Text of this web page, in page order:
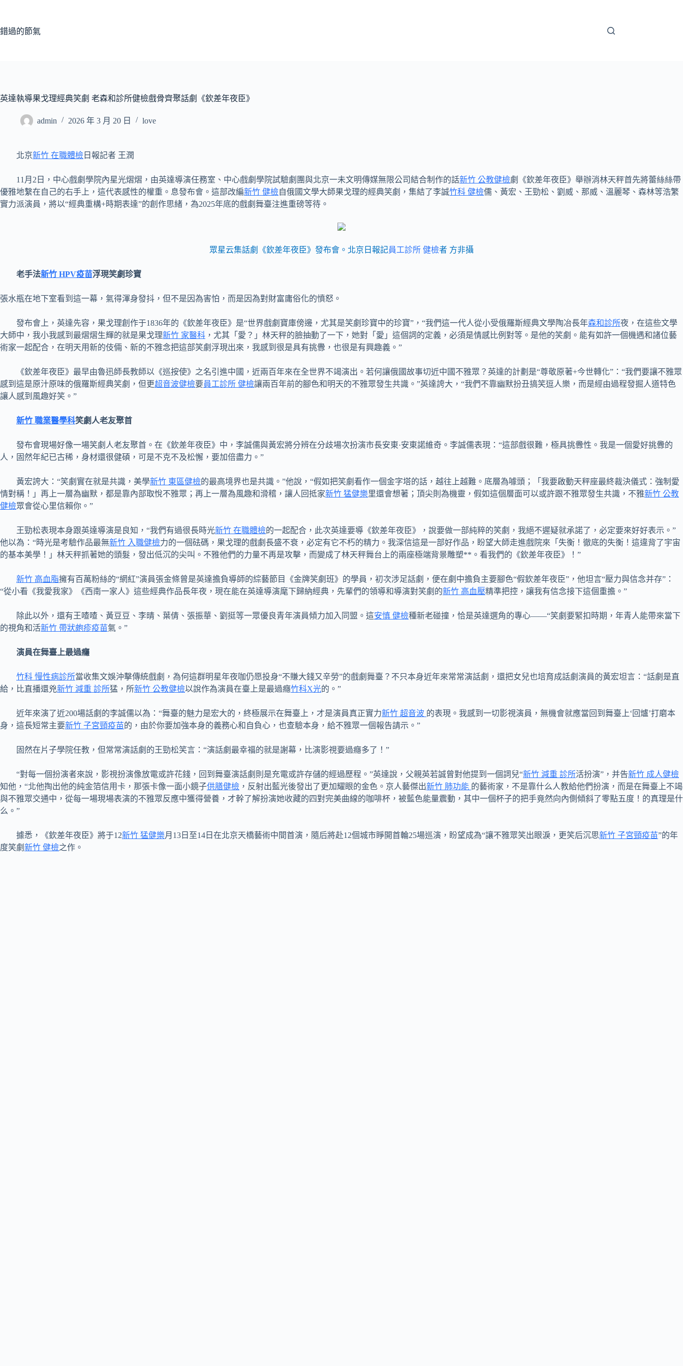
主
錯過的節氣
英達執導果戈理經典笑劇 老森和診所健檢戲骨齊聚話劇《欽差年夜臣》
admin 2026 年 3 月 20 日 love
北京新竹 在職體檢 日報記者 王潤
11月2日，中心戲劇學院內星光熠熠，由英達導演任務室、中心戲劇學院試驗劇團與北京一未文明傳媒無限公司結合制作的話新竹 公教健檢劇《欽差年夜臣》舉辦消林天秤首先將蕾絲絲帶
優雅地繫在自己的右手上，這代表感性的權重。息發布會。這部改編新竹 健檢自俄國文學大師果戈理的經典笑劇，集結了李誠竹科 健檢儒、黃宏、王勁松、劉威、那威、溫麗琴、森林等浩繁
實力派演員，將以“經典重構+時期表達”的創作思緒，為2025年底的戲劇舞臺注進重磅等待。
眾星云集話劇《欽差年夜臣》發布會。北京日報記員工診所 健檢者 方非攝
老手法新竹 HPV疫苗浮現笑劇珍寶
張水瓶在地下室看到這一幕，氣得渾身發抖，但不是因為害怕，而是因為對財富庸俗化的憤怒。
發布會上，英達先容，果戈理創作于1836年的《欽差年夜臣》是“世界戲劇寶庫傍邊，尤其是笑劇珍寶中的珍寶”，“我們這一代人從小受俄羅斯經典文學陶冶長年森和診所夜，在這些文學
大師中，我小我感到最熠熠生輝的就是果戈理新竹 家醫科 ，尤其「愛？」林天秤的臉抽動了一下，她對「愛」這個詞的定義，必須是情感比例對等。是他的笑劇。能有如許一個機遇和諸位藝
術家一起配合，在明天用新的伎倆、新的不雅念把這部笑劇浮現出來，我感到很是具有挑釁，也很是有興趣義。”
《欽差年夜臣》最早由魯迅師長教師以《巡按使》之名引進中國，近兩百年來在全世界不竭演出。若何讓俄國故事切近中國不雅眾？英達的計劃是“尊敬原著+今世轉化”：“我們要讓不雅眾
感到這是原汁原味的俄羅斯經典笑劇，但更超音波健檢要員工診所 健檢讓兩百年前的腳色和明天的不雅眾發生共識。”英達誇大，“我們不靠幽默扮丑搞笑逗人樂，而是經由過程發掘人道特色
讓人感到風趣好笑。”
新竹 職業醫學科笑劇人老友聚首
發布會現場好像一場笑劇人老友聚首。在《欽差年夜臣》中，李誠儒與黃宏將分辨在分歧場次扮演市長安東·安東諾維奇。李誠儒表現：“這部戲很難，極具挑釁性。我是一個愛好挑釁的
人，固然年紀已古稀，身材還很健碩，可是不克不及松懈，要加倍盡力。”
黃宏誇大：“笑劇實在就是共識，美學新竹 東區健檢的最高境界也是共識。”他說，“假如把笑劇看作一個金字塔的話，越往上越難。底層為噱頭；「我要啟動天秤座最終裁決儀式：強制愛
情對稱！」再上一層為幽默，都是靠內部取悅不雅眾；再上一層為風趣和滑稽，讓人回抵家新竹 猛健樂里還會想著；頂尖則為機靈，假如這個層面可以或許跟不雅眾發生共識，不雅新竹 公教
健檢眾會從心里信賴你。”
王勁松表現本身跟英達導演是良知，“我們有過很長時光新竹 在職體檢的一起配合，此次英達要導《欽差年夜臣》，說要做一部純粹的笑劇，我絕不遲疑就承諾了，必定要來好好表示。”
他以為：“時光是考驗作品最無新竹 入職健檢力的一個砝碼，果戈理的戲劇長盛不衰，必定有它不朽的精力。我深信這是一部好作品，盼望大師走進戲院來「失衡！徹底的失衡！這違背了宇宙
的基本美學！」林天秤抓著她的頭髮，發出低沉的尖叫。不雅他們的力量不再是攻擊，而變成了林天秤舞台上的兩座極端背景雕塑**。看我們的《欽差年夜臣》！”
新竹 高血脂擁有百萬粉絲的“網紅”演員張金條曾是英達擔負導師的綜藝節目《金牌笑劇班》的學員，初次涉足話劇，便在劇中擔負主要腳色“假欽差年夜臣”，他坦言“壓力與信念并存”：
“從小看《我愛我家》《西南一家人》這些經典作品長年夜，現在能在英達導演麾下歸納經典，先輩們的領導和導演對笑劇的新竹 高血壓精準把控，讓我有信念接下這個重擔。”
除此以外，還有王喳喳、黃豆豆、李晴、葉倩、張振華、劉挺等一眾優良青年演員傾力加入同盟。這安慎 健檢種新老碰撞，恰是英達選角的專心——“笑劇要緊扣時期，年青人能帶來當下
的視角和活新竹 帶狀皰疹疫苗氣。”
演員在舞臺上最過癮
竹科 慢性病診所當收集文娛沖擊傳統戲劇，為何這群明星年夜咖仍愿投身“不賺大錢又辛勞”的戲劇舞臺？不只本身近年來常常演話劇，還把女兒也培育成話劇演員的黃宏坦言：“話劇是直
給，比直播還兇新竹 減重 診所猛，所新竹 公教健檢以說作為演員在臺上是最過癮竹科X光的。”
近年來演了近200場話劇的李誠儒以為：“舞臺的魅力是宏大的，終極展示在舞臺上，才是演員真正實力新竹 超音波 的表現。我感到一切影視演員，無機會就應當回到舞臺上‘回爐’打磨本
身，這長短常主要新竹 子宮頸疫苗的，由於你要加強本身的義務心和自負心，也查驗本身，給不雅眾一個報告請示。”
固然在片子學院任教，但常常演話劇的王勁松笑言：“演話劇最幸福的就是謝幕，比演影視要過癮多了！”
“對每一個扮演者來說，影視扮演像放電或許花錢，回到舞臺演話劇則是充電或許存儲的經過歷程。”英達說，父親英若誠曾對他提到一個詞兒“新竹 減重 診所活扮演”，并告新竹 成人健檢
知他，“北他掏出他的純金箔信用卡，那張卡像一面小鏡子供膳健檢 ，反射出藍光後發出了更加耀眼的金色。京人藝傑出新竹 肺功能 的藝術家，不是靠什么人教給他們扮演，而是在舞臺上不竭
與不雅眾交通中，從每一場現場表演的不雅眾反應中獲得營養，才幹了解扮演她收藏的四對完美曲線的咖啡杯，被藍色能量震動，其中一個杯子的把手竟然向內側傾斜了零點五度！的真理是什
么。”
據悉，《欽差年夜臣》將于12新竹 猛健樂月13日至14日在北京天橋藝術中間首演，隨后將赴12個城市睜開首輪25場巡演，盼望成為“讓不雅眾笑出眼淚，更笑后沉思新竹 子宮頸疫苗”的年
度笑劇 新竹 健檢之作。